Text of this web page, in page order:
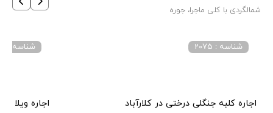
شمالگردی با کلی ماجرا، جوره
اجاره کلبه جنگلی درختی در کلارآباد
شناسه : 2075
اجاره ویلا
شناسه : 4037